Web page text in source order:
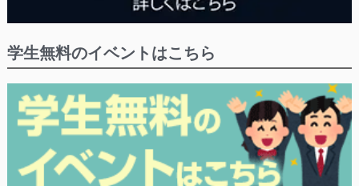
学生無料のイベントはこちら